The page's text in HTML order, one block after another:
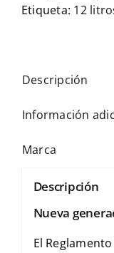
Etiqueta: 12
Descripción
Información
Marca
Descripción
Nueva
El